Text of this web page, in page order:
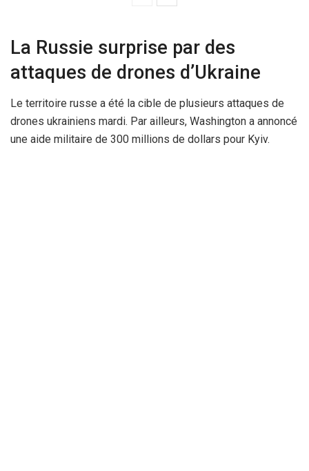
La Russie surprise par des
attaques de drones d’Ukraine
Le territoire russe a été la cible de plusieurs attaques de
drones ukrainiens mardi. Par ailleurs, Washington a annoncé
une aide militaire de 300 millions de dollars pour Kyiv.